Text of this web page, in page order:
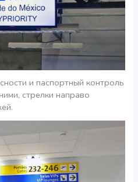
и паспортный контроль
стрелки направо